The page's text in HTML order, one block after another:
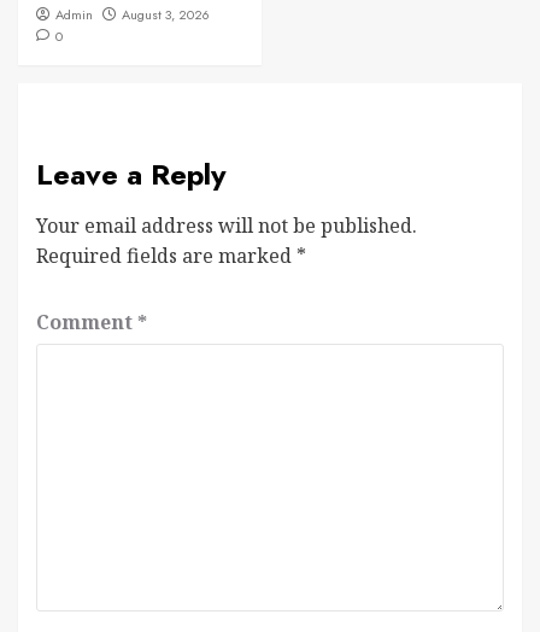
Admin
August 3, 2026
0
Leave a Reply
Your email address will not be published.
Required fields are marked *
Comment *